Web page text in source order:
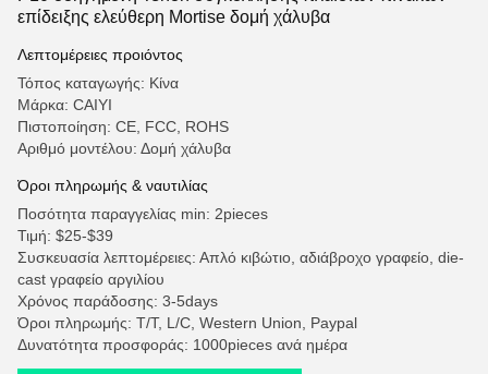
επίδειξης ελεύθερη Mortise δομή χάλυβα
Λεπτομέρειες προιόντος
Τόπος καταγωγής: Κίνα
Μάρκα: CAIYI
Πιστοποίηση: CE, FCC, ROHS
Αριθμό μοντέλου: Δομή χάλυβα
Όροι πληρωμής & ναυτιλίας
Ποσότητα παραγγελίας min: 2pieces
Τιμή: $25-$39
Συσκευασία λεπτομέρειες: Απλό κιβώτιο, αδιάβροχο γραφείο, die-
cast γραφείο αργιλίου
Χρόνος παράδοσης: 3-5days
Όροι πληρωμής: T/T, L/C, Western Union, Paypal
Δυνατότητα προσφοράς: 1000pieces ανά ημέρα